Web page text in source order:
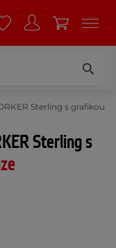
Sterling s grafikou
Sterling s